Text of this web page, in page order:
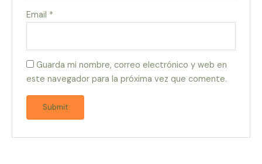
Email *
Guarda mi nombre, correo electrónico y web en
este navegador para la próxima vez que comente.